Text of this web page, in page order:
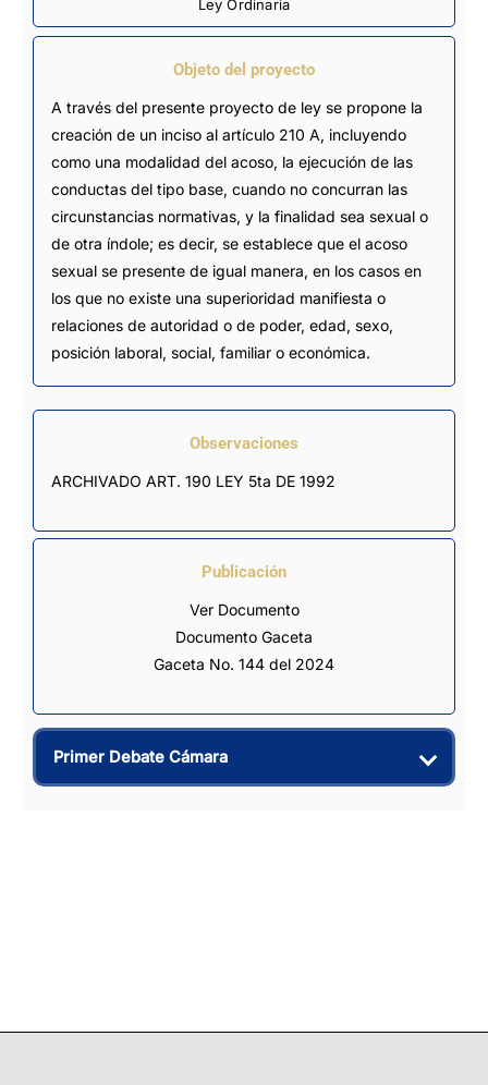
Ley Ordinaria
Objeto del proyecto
A través del presente proyecto de ley se propone la
creación de un inciso al artículo 210 A, incluyendo
como una modalidad del acoso, la ejecución de las
conductas del tipo base, cuando no concurran las
circunstancias normativas, y la finalidad sea sexual o
de otra índole; es decir, se establece que el acoso
sexual se presente de igual manera, en los casos en
los que no existe una superioridad manifiesta o
relaciones de autoridad o de poder, edad, sexo,
posición laboral, social, familiar o económica.
Observaciones
ARCHIVADO ART. 190 LEY 5ta DE 1992
Publicación
Ver Documento
Documento Gaceta
Gaceta No. 144 del 2024
Primer Debate Cámara